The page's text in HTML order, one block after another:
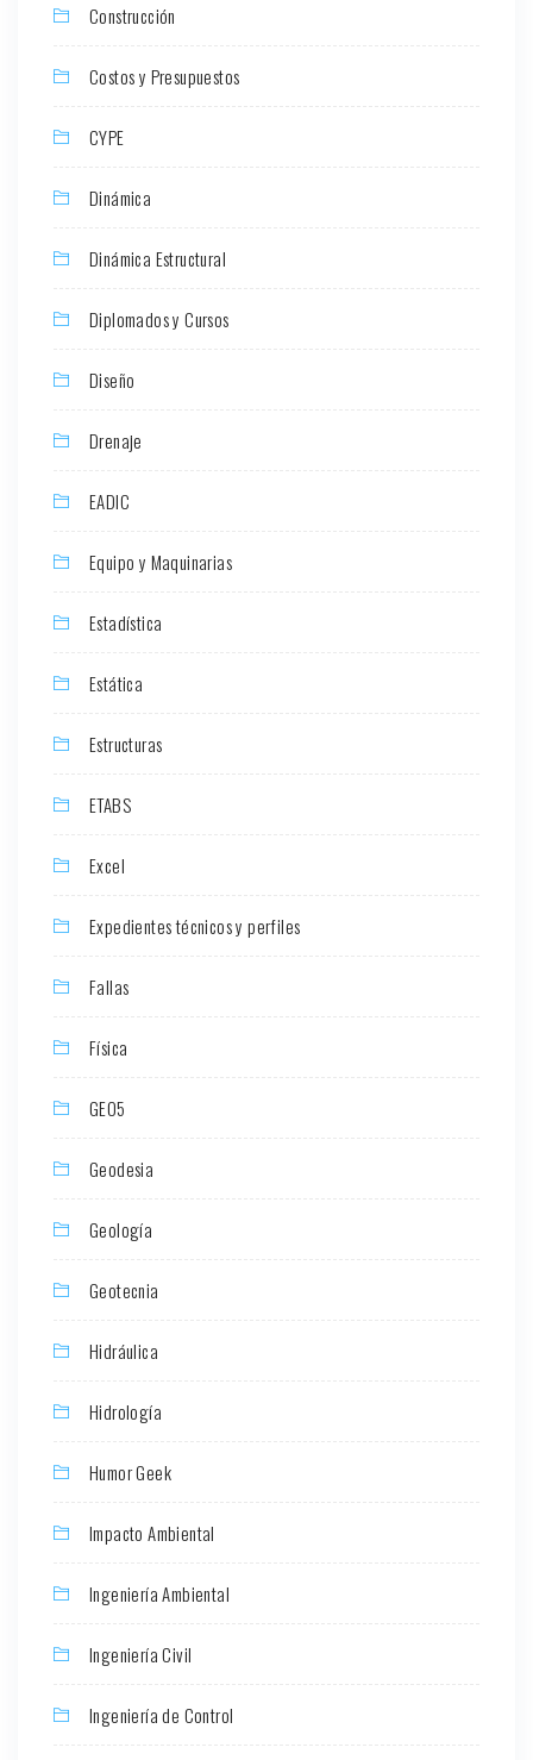
Construcción
Costos y Presupuestos
CYPE
Dinámica
Dinámica Estructural
Diplomados y Cursos
Diseño
Drenaje
EADIC
Equipo y Maquinarias
Estadística
Estática
Estructuras
ETABS
Excel
Expedientes técnicos y perfiles
Fallas
Física
GEO5
Geodesia
Geología
Geotecnia
Hidráulica
Hidrología
Humor Geek
Impacto Ambiental
Ingeniería Ambiental
Ingeniería Civil
Ingeniería de Control